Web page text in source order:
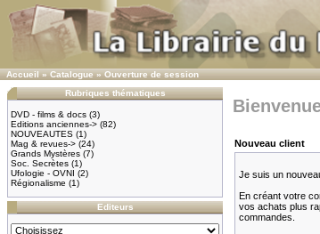
Accueil»Catalogue»Ouverture de session
Rubriques thématiques
DVD - films & docs (3)
Editions anciennes-> (82)
NOUVEAUTES (1)
Mag & revues-> (24)
Grands Mystères (7)
Soc. Secrètes (1)
Ufologie - OVNI (2)
Régionalisme (1)
Editeurs
Nouveau client
Je suis un
En créant votre
vos achats plus
commandes.